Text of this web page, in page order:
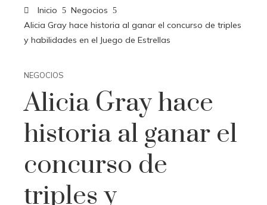
Inicio
Negocios
Alicia Gray hace historia al ganar el concurso de triples
y habilidades en el Juego de Estrellas
NEGOCIOS
Alicia Gray hace
historia al ganar el
concurso de
triples y